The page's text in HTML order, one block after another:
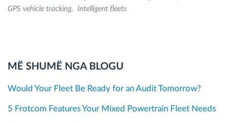
GPS vehicle tracking
Intelligent fleets
MË SHUMË NGA BLOGU
Would Your Fleet Be Ready for an Audit Tomorrow?
5 Frotcom Features Your Mixed Powertrain Fleet Needs